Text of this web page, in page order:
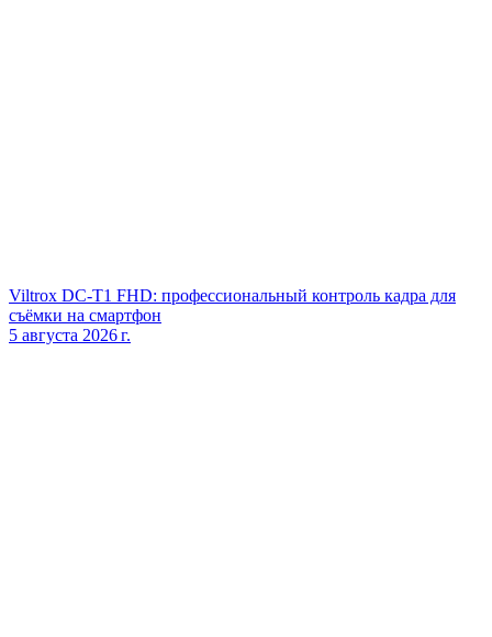
Viltrox DC‑T1 FHD: профессиональный контроль кадра для
съёмки на смартфон
5 августа 2026 г.